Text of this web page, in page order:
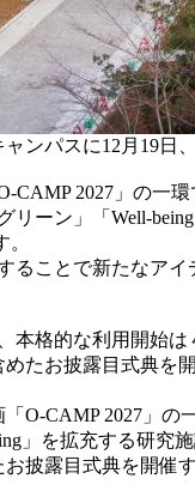
ンパスに12月19日
2027」の一環
リーン」「Well-
ることで新たなア
格的な利用開始は
たお披露目式典を
O-CAMP 2027」の
」を拡充する研
お披露目式典を開催